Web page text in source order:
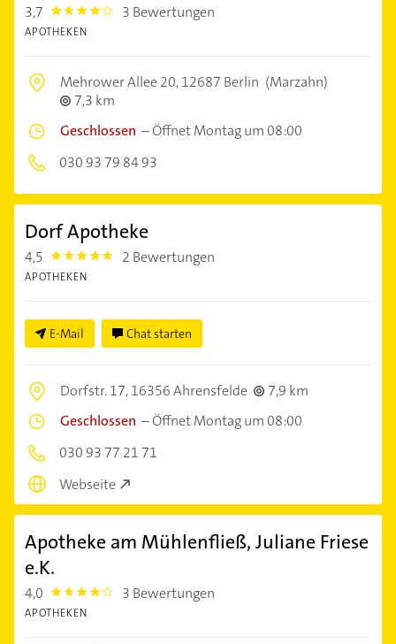
3,7 3.7 3 Bewertungen
APOTHEKEN
Mehrower Allee 20,12687 Berlin (Marzahn)
7,3 km
Geschlossen –Öffnet Montag um 08:00
030 93 79 84 93
Dorf Apotheke
4,5 4.5 2 Bewertungen
APOTHEKEN
E-Mail Chat starten
Dorfstr. 17,16356 Ahrensfelde
7,9 km
Geschlossen –Öffnet Montag um 08:00
030 93 77 21 71
Webseite
Apotheke am Mühlenfließ, Juliane Friese
e.K.
4,0 4.0 3 Bewertungen
APOTHEKEN